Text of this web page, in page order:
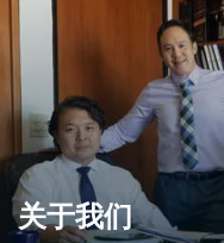
关于我们